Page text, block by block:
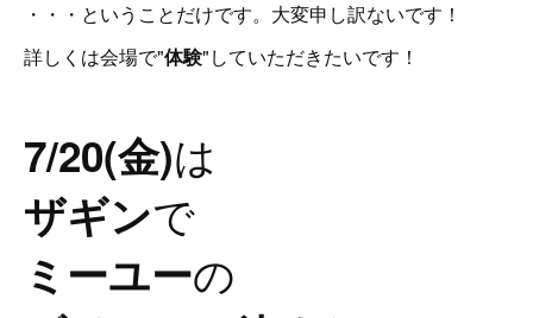
・・・ということだけです。大変申し訳ないです！
詳しくは会場で"体験"していただきたいです！
7/20(金)は
ザギンで
ミーユーの